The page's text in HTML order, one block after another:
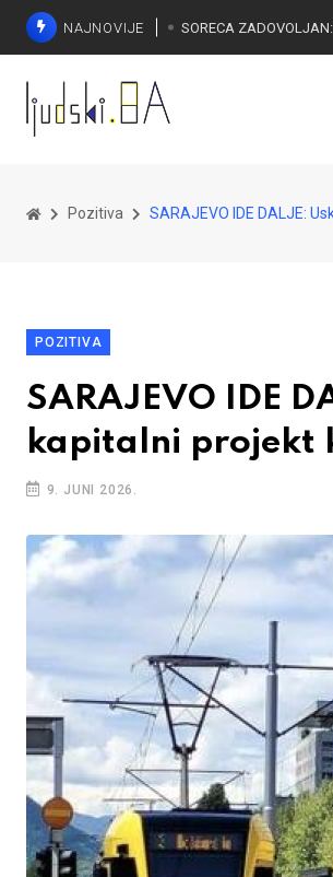
NAJNOVIJE
Pozitiva SARAJEVO IDE DALJE:
POZITIVA
SARAJEVO IDE
kapitalni projekt
9. JUNI 2026.